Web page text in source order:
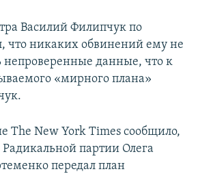
Василий Филипчук по
что никаких обвинений ему не
непроверенные данные, что к
«мирного плана»
The New York Times сообщило,
партии Олега
передал план